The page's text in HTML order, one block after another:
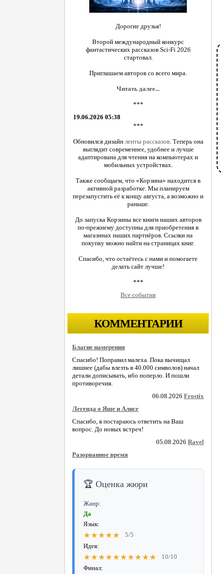
Дорогие друзья!
Второй международный конкурс
фантастических рассказов Sci-Fi 2026
стартовал.
Приглашаем авторов со всего мира.
Читать далее...
***
19.06.2026 05:38
***
Обновился дизайн ленты рассказов. Теперь она
выглядит современнее, удобнее и лучше
адаптирована для чтения на компьютерах и
мобильных устройствах.
Также сообщаем, что «Корзина» находится в
активной разработке. Мы планируем
перезапустить её к концу августа, а возможно и
раньше.
До запуска Корзины все книги наших авторов
по-прежнему доступны для приобретения в
магазинах наших партнёров. Ссылки на
покупку можно найти на страницах книг.
Спасибо, что остаётесь с нами и помогаете
делать сайт лучше!
***
Все события
КОММЕНТАРИИ
Благие намерения
Спасибо! Поправил малеха. Пока вычищал
лишнее (дабы влезть в 40.000 символов) начал
детали дописывать, ибо поперло. И пошли
противоречия.
06.08.2026 Frostix
Легенда о Яше и Алисе
Спасибо, я постараюсь ответить на Ваш
вопрос. До новых встреч!
05.08.2026 Ravel
Разорванное время
🏆 Оценка жюри
Жанр:
Да
Язык:
★★★★★
5/5
Идея:
★★★★★★★★★★
10/10
Финал: